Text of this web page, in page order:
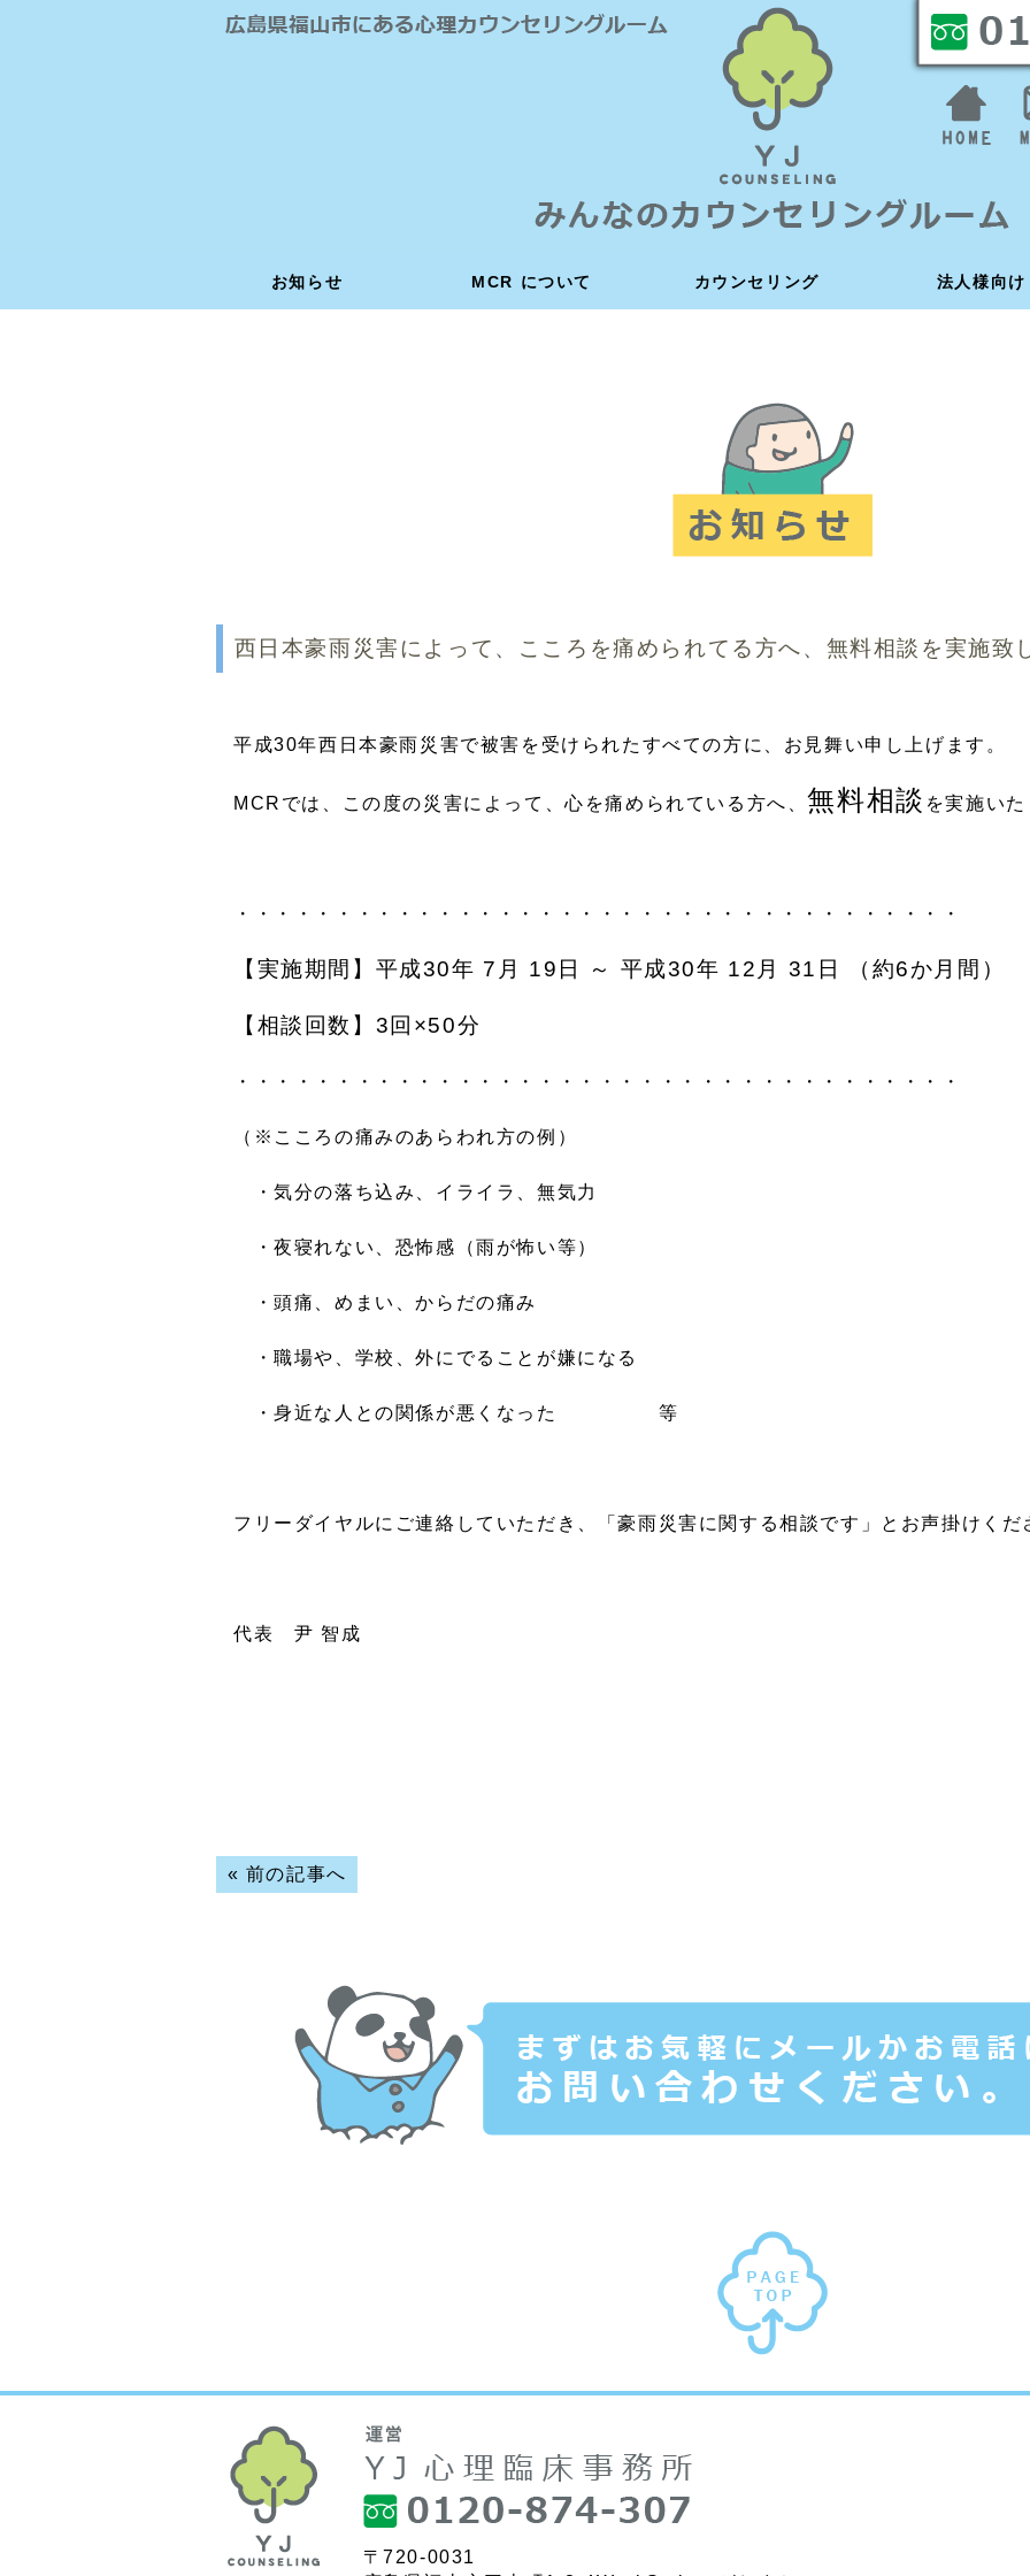
お知らせ MCR について カウンセリング 法人様向け
お知らせ MCR について カウンセリング 法人様向け
西日本豪雨災害によって、こころを痛められてる方へ、無料相談を実施致
平成30年西日本豪雨災害で被害を受けられたすべての方に、お見舞い申し上げます。
MCRでは、この度の災害によって、心を痛められている方へ、無料相談 を実施い
・・・・・・・・・・・・・・・・・・・・・・・・・・・・・・・・・・・・
【実施期間】平成30年 7月 19日 ～ 平成30年 12月 31日 （約6か月間）
【相談回数】3回×50分
・・・・・・・・・・・・・・・・・・・・・・・・・・・・・・・・・・・・
（※こころの痛みのあらわれ方の例）
・気分の落ち込み、 イライラ、無気力
・夜寝れない、恐怖感（雨が怖い等）
・頭痛、めまい、からだの痛み
・職場や、学校、外にでることが嫌になる
・身近な人との関係が悪くなった 等
フリーダイヤルにご連絡していただき、「豪雨災害に関する相談です」とお声掛けくだ
代表 尹 智成
« 前の記事へ
〒720-0031